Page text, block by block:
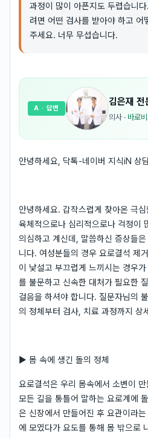
과정이 많이 아픈지도 두렵습니
려면 어떤 검사를 받아야 하고 어
주세요. 너무 무섭습니다.
김은재 전
의사 · 바로
A · 답변
안녕하세요, 닥톡-네이버 지식iN 상
안녕하세요. 갑작스럽게 찾아온 극
육체적으로나 심리적으로나 걱정이
의심하고 계신데, 말씀하신 증상들
니다. 여성분들의 경우 요로결석 제
이 낯설고 부끄럽게 느끼시는 경우
를 불문하고 신속한 대처가 필요한
걸음을 하셔야 합니다. 질문자님의
의 정체부터 검사, 치료 과정까지 상
▶ 몸 속에 생긴 돌의 정체
요로결석은 우리 몸속에서 소변이
모든 길을 통틀어 말하는 요로계에
은 신장에서 만들어진 후 요관이라
에 모였다가 요도를 통해 몸 밖으로